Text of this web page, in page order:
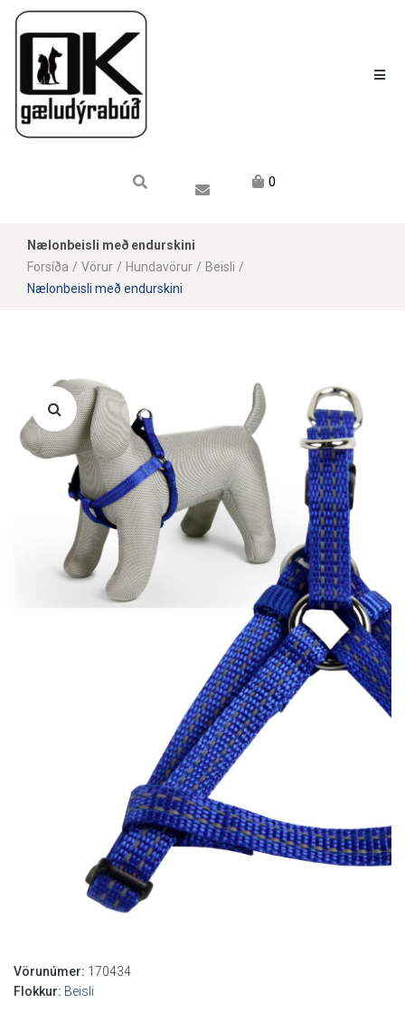
0
Nælonbeisli með endurskini
Forsíða / Vörur / Hundavörur / Beisli /
Nælonbeisli með endurskini
Vörunúmer: 170434
Flokkur: Beisli